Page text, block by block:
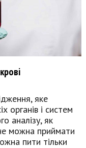
яке
органів і систем
аналізу, як
можна приймати
пити тільки